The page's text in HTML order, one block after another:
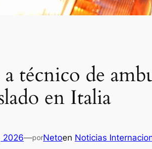
técnico de
en Italia
2026—porNetoen Noticias